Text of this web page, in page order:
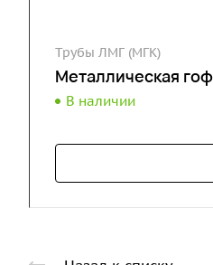
Трубы ЛМГ (МГК)
Металлическая
В наличии